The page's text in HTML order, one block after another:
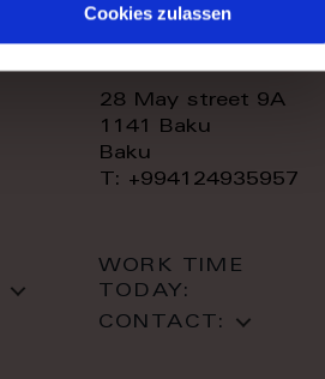
Cookies zulassen
royal
28 May street 9A
1141 Baku
Baku
T: +994124935957
WORK TIME
TODAY:
CONTACT: